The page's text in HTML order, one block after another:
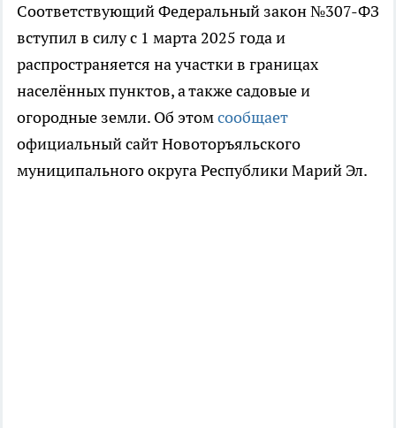
Соответствующий Федеральный закон №307-ФЗ
вступил в силу с 1 марта 2025 года и
распространяется на участки в границах
населённых пунктов, а также садовые и
огородные земли. Об этомсообщает
официальный сайт Новоторъяльского
муниципального округа Республики Марий Эл.